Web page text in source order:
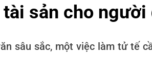
sản cho
sâu sắc, một việc làm tử tế